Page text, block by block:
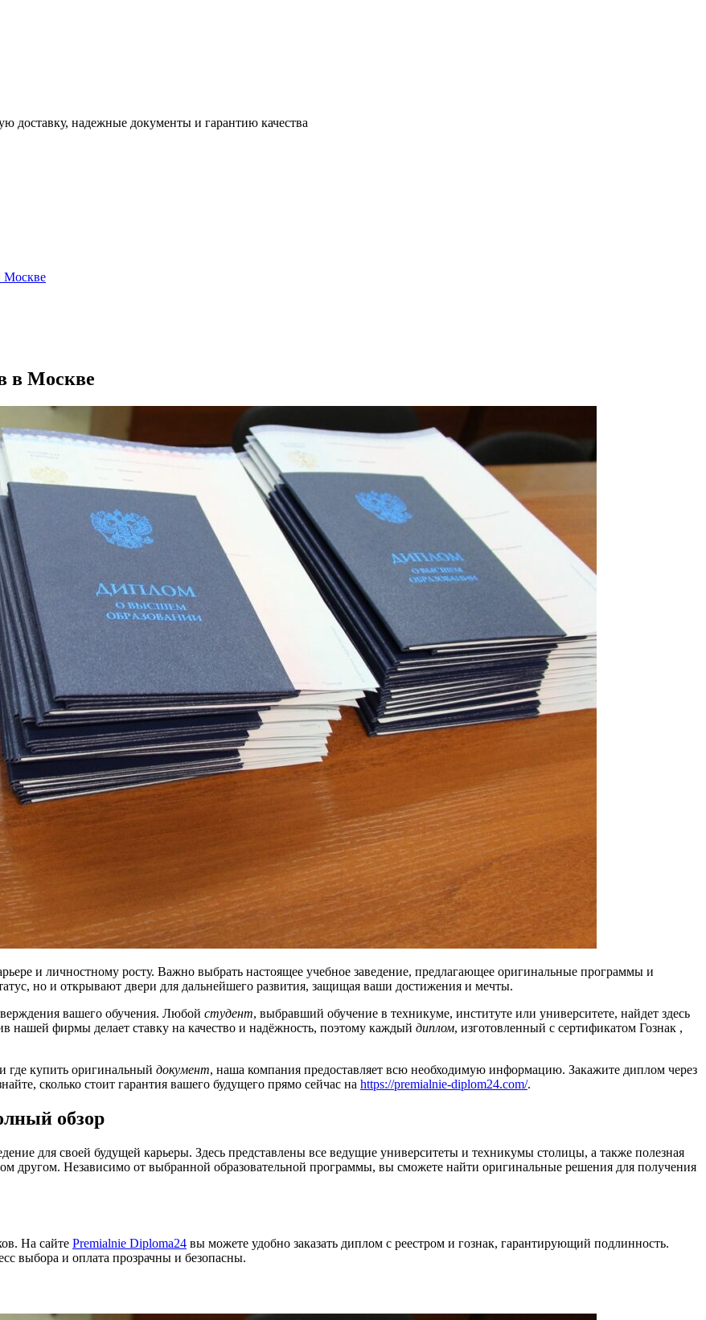
доставку, надежные документы и гарантию качества
Москве
в Москве
и личностному росту. Важно выбрать настоящее учебное заведение, предлагающее оригинальные программы и
но и открывают двери для дальнейшего развития, защищая ваши достижения и мечты.
вашего обучения. Любой студент, выбравший обучение в техникуме, институте или университете, найдет здесь
нашей фирмы делает ставку на качество и надёжность, поэтому каждый диплом, изготовленный с сертификатом Гознак ,
где купить оригинальный документ, наша компания предоставляет всю необходимую информацию. Закажите диплом через
сколько стоит гарантия вашего будущего прямо сейчас на https://premialnie-diplom24.com/.
обзор
для своей будущей карьеры. Здесь представлены все ведущие университеты и техникумы столицы, а также полезная
другом. Независимо от выбранной образовательной программы, вы сможете найти оригинальные решения для получения
На сайте Premialnie Diploma24 вы можете удобно заказать диплом с реестром и гознак, гарантирующий подлинность.
выбора и оплата прозрачны и безопасны.